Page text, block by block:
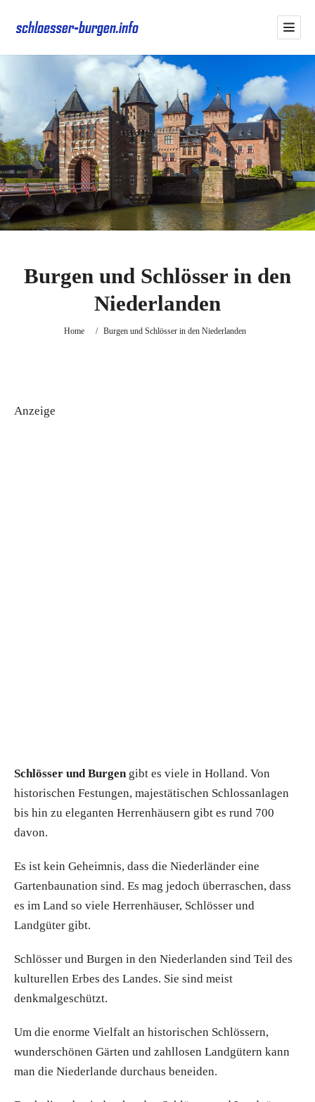
Burgen und Schlösser in den
Niederlanden
Home / Burgen und Schlösser in den Niederlanden
Anzeige
Schlösser und Burgengibt es viele in Holland. Von
historischen Festungen, majestätischen Schlossanlagen
bis hin zu eleganten Herrenhäusern gibt es rund 700
davon.
Es ist kein Geheimnis, dass die Niederländer eine
Gartenbaunation sind. Es mag jedoch überraschen, dass
es im Land so viele Herrenhäuser, Schlösser und
Landgüter gibt.
Schlösser und Burgen in den Niederlanden sind Teil des
kulturellen Erbes des Landes. Sie sind meist
denkmalgeschützt.
Um die enorme Vielfalt an historischen Schlössern,
wunderschönen Gärten und zahllosen Landgütern kann
man die Niederlande durchaus beneiden.